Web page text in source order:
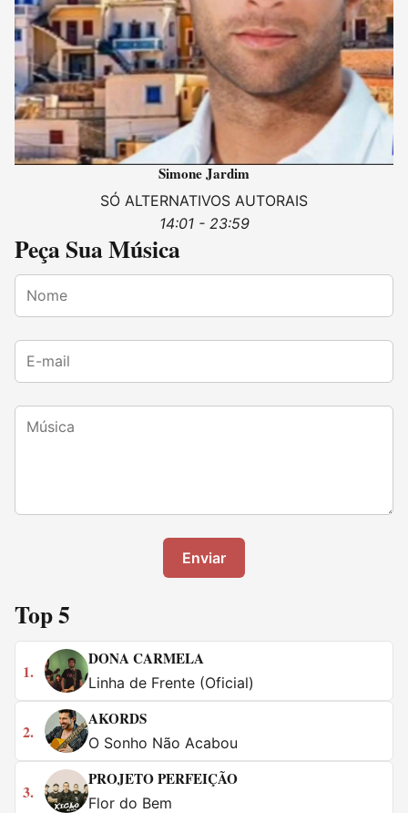
Simone Jardim
SÓ ALTERNATIVOS AUTORAIS
14:01 - 23:59
Peça Sua Música
Enviar
Top 5
1.
DONA CARMELA
Linha de Frente (Oficial)
2.
AKORDS
O Sonho Não Acabou
3.
PROJETO PERFEIÇÃO
Flor do Bem